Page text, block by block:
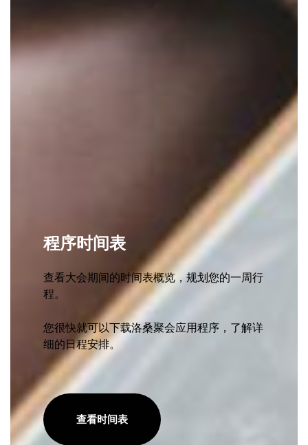
程序时间表
查看大会期间的时间表概览，规划您的一周行
程。
您很快就可以下载洛桑聚会应用程序，了解详
细的日程安排。
查看时间表